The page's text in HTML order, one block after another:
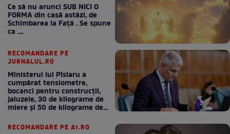
Ce să nu arunci SUB NICI O
FORMA din casă astăzi, de
Schimbarea la Față . Se spune
ca ....
RECOMANDARE PE
JURNALUL.RO
Ministerul lui Pîslaru a
cumpărat tensiometre,
bocanci pentru construcții,
jaluzele, 30 de kilograme de
miere și 50 de kilograme de
RECOMANDARE PE A1.RO